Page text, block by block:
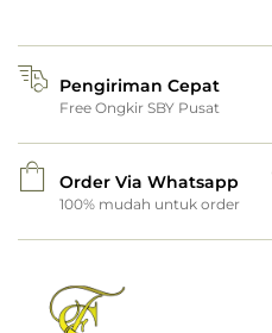
Pengiriman Cepat
Free Ongkir SBY Pusat
Order Via Whatsapp
100% mudah untuk order